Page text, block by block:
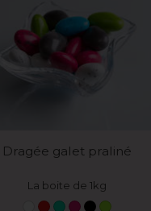
Dragée galet praliné
La boite de 1kg